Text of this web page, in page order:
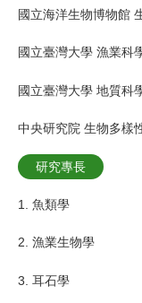
國立海洋生物博物館
國立臺灣大學 漁業科
國立臺灣大學 地質科
中央研究院 生物多樣
研究專長
1. 魚類學
2. 漁業生物學
3. 耳石學